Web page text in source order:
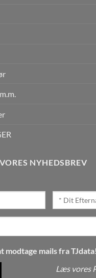
NYHEDSBREV
modtage mails fra TJdata!
Læs vores